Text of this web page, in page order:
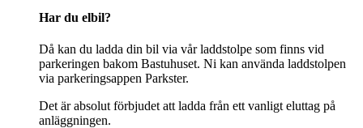
Har du elbil?
Då kan du ladda din bil via vår laddstolpe som finns vid
parkeringen bakom Bastuhuset. Ni kan använda laddstolpen
via parkeringsappen Parkster.
Det är absolut förbjudet att ladda från ett vanligt eluttag på
anläggningen.